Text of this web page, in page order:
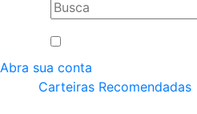
Abra sua conta
Carteiras Recomendadas